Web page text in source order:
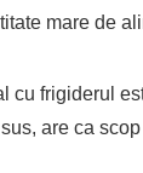
mare de
cu frigiderul
are ca